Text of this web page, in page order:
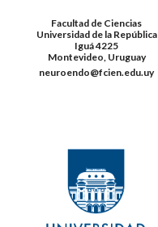
Facultad de Ciencias
Universidad de la República
Iguá 4225
Montevideo, Uruguay
neuroendo@fcien.edu.uy